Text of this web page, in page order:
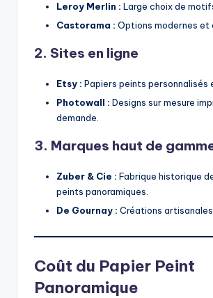
Leroy Merlin : Large choix de
Castorama : Options modernes et
2. Sites en ligne
Etsy : Papiers peints personnalisés
Photowall : Designs sur mesure
demande.
3. Marques haut de
Zuber & Cie : Fabrique historique
peints panoramiques.
De Gournay : Créations artisanales
Coût du Papier Peint
Panoramique